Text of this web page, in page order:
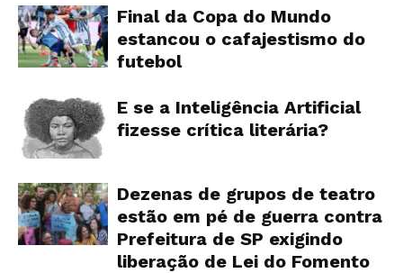
Final da Copa do Mundo
estancou o cafajestismo do
futebol
E se a Inteligência Artificial
fizesse crítica literária?
Dezenas de grupos de teatro
estão em pé de guerra contra
Prefeitura de SP exigindo
liberação de Lei do Fomento